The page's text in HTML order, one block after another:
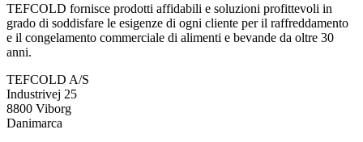
TEFCOLD fornisce prodotti affidabili e soluzioni profittevoli in
grado di soddisfare le esigenze di ogni cliente per il raffreddamento
e il congelamento commerciale di alimenti e bevande da oltre 30
anni.
TEFCOLD A/S
Industrivej 25
8800 Viborg
Danimarca